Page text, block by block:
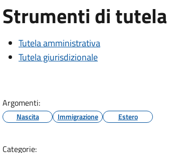
Strumenti di tutela
Tutela amministrativa
Tutela giurisdizionale
Argomenti:
Nascita Immigrazione Estero
Categorie: